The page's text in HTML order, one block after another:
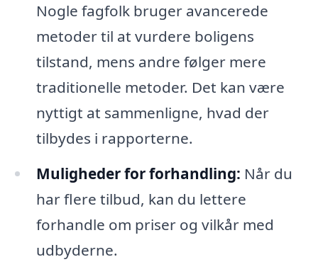
Nogle fagfolk bruger avancerede
metoder til at vurdere boligens
tilstand, mens andre følger mere
traditionelle metoder. Det kan være
nyttigt at sammenligne, hvad der
tilbydes i rapporterne.
Muligheder for forhandling: Når du
har flere tilbud, kan du lettere
forhandle om priser og vilkår med
udbyderne.